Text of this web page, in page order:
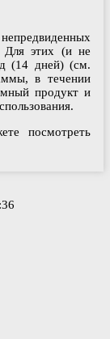
Для этих (и не
(14 дней) (см.
в течении
продукт и
посмотреть